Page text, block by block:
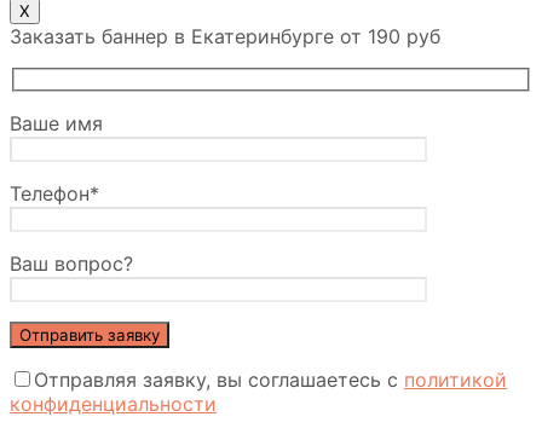
X
Заказать баннер в Екатеринбурге от 190 руб
Ваше имя
Телефон*
Ваш вопрос?
Отправляя заявку, вы соглашаетесь с политикой
конфиденциальности